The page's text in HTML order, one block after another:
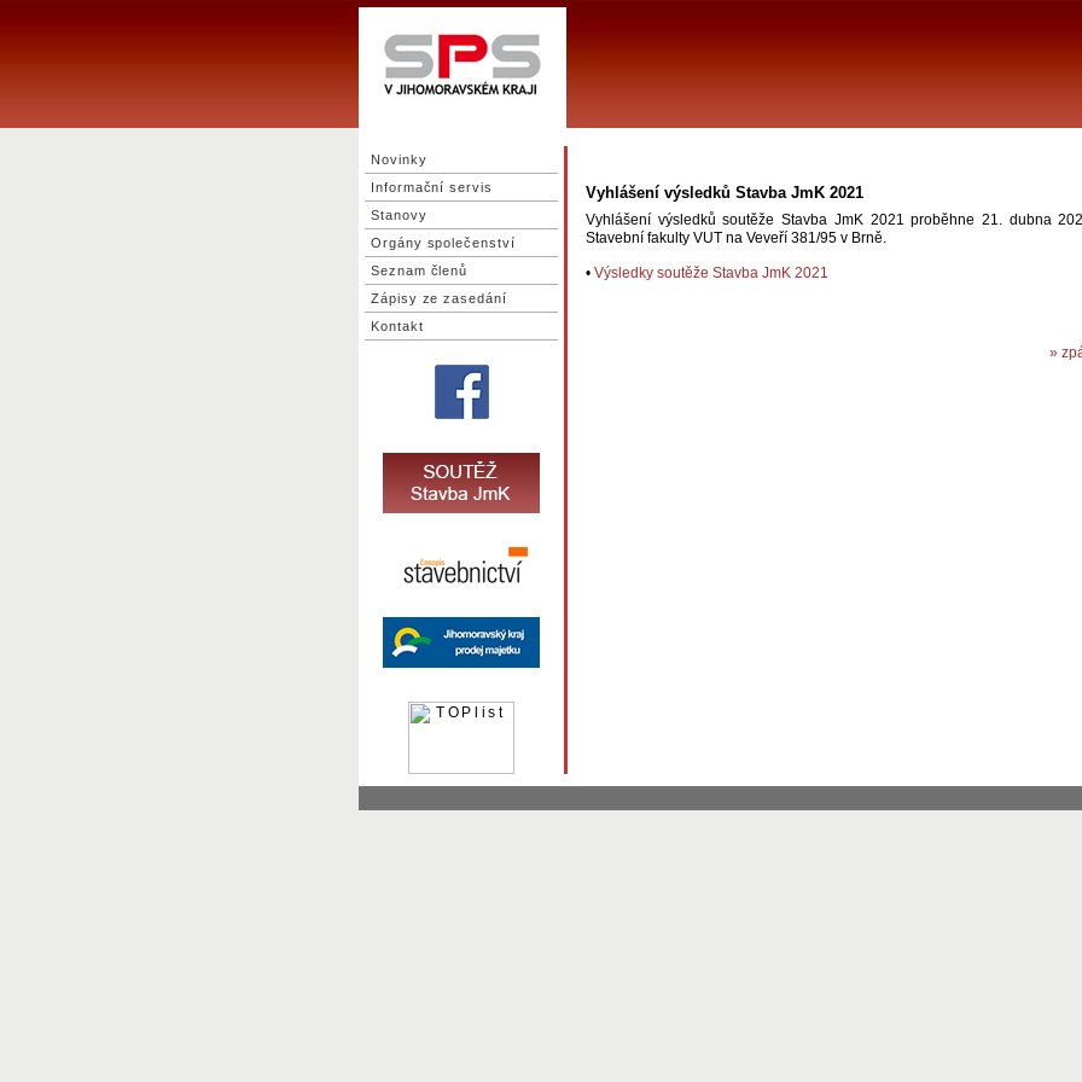
Novinky
Informační servis
Stanovy
Orgány společenství
Seznam členů
Zápisy ze zasedání
Kontakt
Vyhlášení výsledků Stavba JmK 2021
Vyhlášení výsledků soutěže Stavba JmK 2021 proběhne 21. dubna
Stavební fakulty VUT na Veveří 381/95 v Brně.
• Výsledky soutěže Stavba JmK 2021
»